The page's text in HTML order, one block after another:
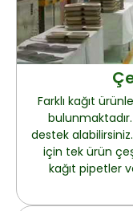
Farklı kağıt
destek
için tek ürün
kağıt pipetler